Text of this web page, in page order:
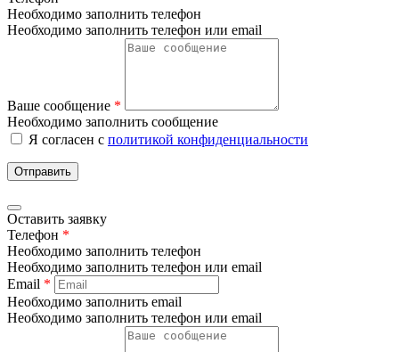
Необходимо заполнить телефон
Необходимо заполнить телефон или email
Ваше сообщение *
Необходимо заполнить сообщение
Я согласен с политикой конфиденциальности
Отправить
Оставить заявку
Телефон *
Необходимо заполнить телефон
Необходимо заполнить телефон или email
Email *
Необходимо заполнить email
Необходимо заполнить телефон или email